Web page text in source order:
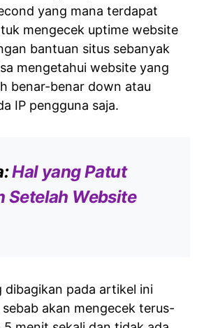
yang mana terdapat
mengecek uptime website
bantuan situs sebanyak
mengetahui website yang
benar-benar down atau
IP pengguna saja.
Hal yang Patut
Setelah Website
dibagikan pada artikel ini
akan mengecek terus-